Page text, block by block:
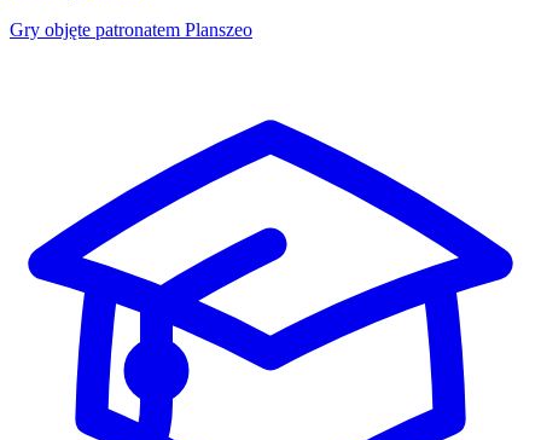
Gry objęte patronatem Planszeo